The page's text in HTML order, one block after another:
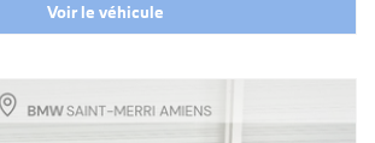
Voir le véhicule